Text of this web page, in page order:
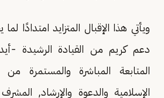
ويأتي هذا الإقبال المتزايد امتدادًا
دعم كريم من القيادة الرشيدة -
المتابعة المباشرة والمستمرة
الإسلامية والدعوة والإرشاد,